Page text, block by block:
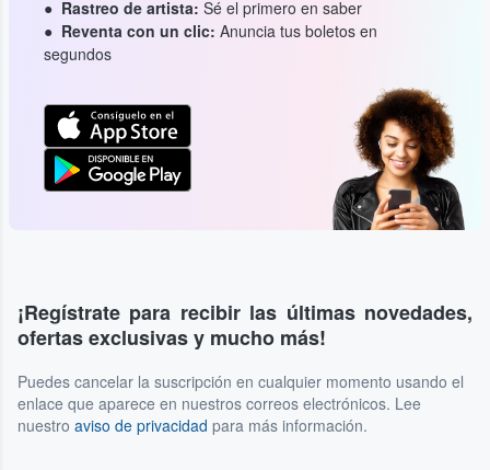
Rastreo de artista: Sé el primero en saber
Reventa con un clic: Anuncia tus boletos en
segundos
¡Regístrate para recibir las últimas novedades,
ofertas exclusivas y mucho más!
Puedes cancelar la suscripción en cualquier momento usando el
enlace que aparece en nuestros correos electrónicos. Lee
nuestro aviso de privacidad para más información.